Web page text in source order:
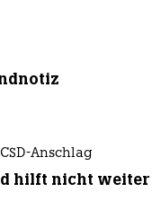
Anschlag
hilft nicht weiter